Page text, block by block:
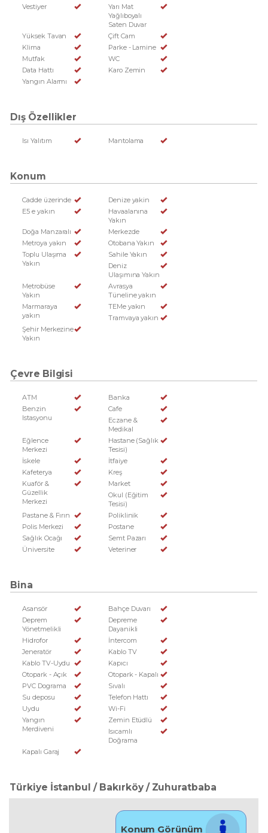
Vestiyer
Yarı Mat
Yağlıboyalı
Saten Duvar
Yüksek Tavan
Çift Cam
Klima
Parke - Lamine
Mutfak
WC
Data Hattı
Karo Zemin
Yangın Alarmı
Dış Özellikler
Isı Yalıtım Mantolama
Konum
Cadde üzerinde
Denize yakin
E5 e yakın
Havaalanına
Yakın
Doğa Manzaralı
Merkezde
Metroya yakın
Otobana Yakın
Toplu Ulaşıma
Yakın
Sahile Yakın
Deniz
Ulaşımına Yakın
Metrobüse
Yakın
Avrasya
Tüneline yakın
Marmaraya
yakın
TEMe yakın
Tramvaya yakın
Şehir Merkezine
Yakın
Çevre Bilgisi
ATM
Banka
Benzin
Istasyonu
Cafe
Eczane &
Medikal
Eğlence
Merkezi
Hastane (Sağlık
Tesisi)
İskele
İtfaiye
Kafeterya
Kreş
Kuaför &
Güzellik
Merkezi
Market
Okul (Eğitim
Tesisi)
Pastane & Fırın
Poliklinik
Polis Merkezi
Postane
Sağlık Ocağı
Semt Pazarı
Üniversite
Veteriner
Bina
Asansör
Bahçe Duvarı
Deprem
Yönetmelikli
Depreme
Dayanikli
Hidrofor
İntercom
Jeneratör
Kablo TV
Kablo TV-Uydu
Kapıcı
Otopark - Açık
Otopark - Kapalı
PVC Dograma
Sıvalı
Su deposu
Telefon Hattı
Uydu
Wi-Fi
Yangın
Merdiveni
Zemin Etüdlü
Isıcamlı
Doğrama
Kapalı Garaj
Türkiye İstanbul / Bakırköy/ Zuhuratbaba
Konum Görünüm